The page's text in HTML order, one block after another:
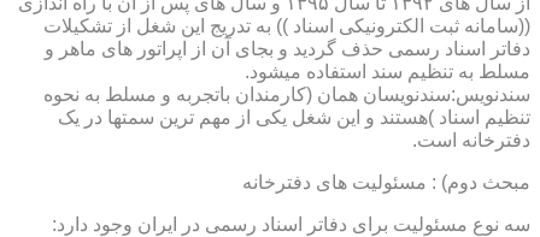
((سامانه ثبت الکترونیکی اسناد )) به تدریج این شغل از تشکیلات
دفاتر اسناد رسمی حذف گردید و بجای آن از اپراتور های ماهر و
مسلط به تنظیم سند استفاده میشود.
سندنویس:سندنویسان همان (کارمندان باتجربه و مسلط به نحوه
تنظیم اسناد )هستند و این شغل یکی از مهم ترین سمتها در یک
دفترخانه است.
مبحث دوم) : مسئولیت های دفترخانه
سه نوع مسئولیت برای دفاتر اسناد رسمی در ایران وجود دارد: